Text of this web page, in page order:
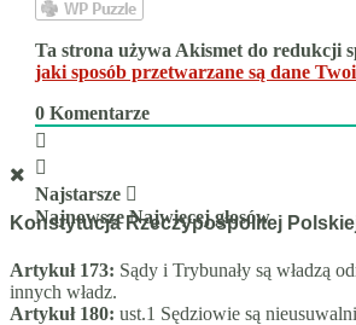
Ta strona używa Akismet do redukcji
jaki sposób przetwarzane są dane
0 Komentarze
Najstarsze
Najnowsze Najwięcej głosów
Konstytucja Rzeczypospolitej
Artykuł 173: Sądy i Trybunały są władzą
innych władz.
Artykuł 180: ust.1 Sędziowie są